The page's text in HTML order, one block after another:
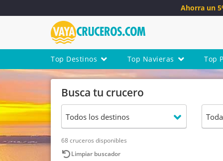
Ahorra un
Top Destinos Top Navieras Top
Busca tu crucero
68 cruceros disponibles
Limpiar buscador